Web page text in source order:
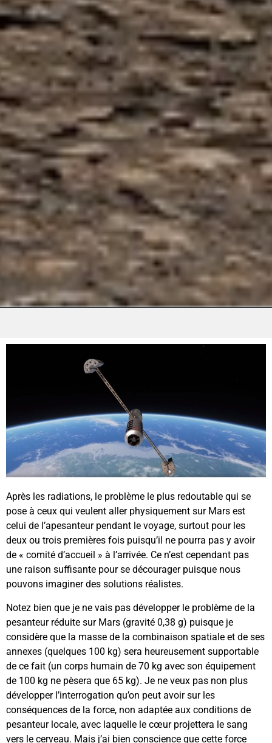
Après les radiations, le problème le plus redoutable qui se
pose à ceux qui veulent aller physiquement sur Mars est
celui de l’apesanteur pendant le voyage, surtout pour les
deux ou trois premières fois puisqu’il ne pourra pas y avoir
de « comité d’accueil » à l’arrivée. Ce n’est cependant pas
une raison suffisante pour se décourager puisque nous
pouvons imaginer des solutions réalistes.
Notez bien que je ne vais pas développer le problème de la
pesanteur réduite sur Mars (gravité 0,38 g) puisque je
considère que la masse de la combinaison spatiale et de ses
annexes (quelques 100 kg) sera heureusement supportable
de ce fait (un corps humain de 70 kg avec son équipement
de 100 kg ne pèsera que 65 kg). Je ne veux pas non plus
développer l’interrogation qu’on peut avoir sur les
conséquences de la force, non adaptée aux conditions de
pesanteur locale, avec laquelle le cœur projettera le sang
vers le cerveau. Mais j’ai bien conscience que cette force